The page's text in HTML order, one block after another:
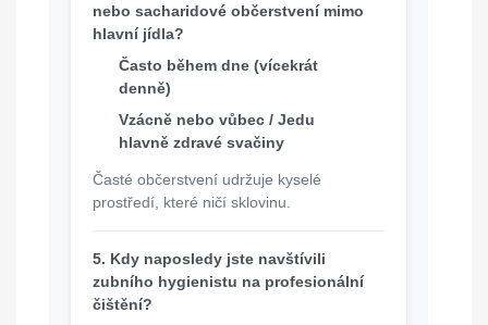
nebo sacharidové občerstvení mimo
hlavní jídla?
Často během dne (vícekrát
denně)
Vzácně nebo vůbec / Jedu
hlavně zdravé svačiny
Časté občerstvení udržuje kyselé
prostředí, které ničí sklovinu.
5. Kdy naposledy jste navštívili
zubního hygienistu na profesionální
čištění?